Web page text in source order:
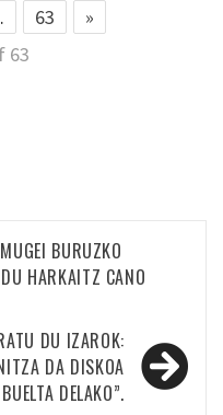
63
»
63
BURUZKO
HARKAITZ CANO
DU IZAROK:
DA DISKOA
DELAKO”.